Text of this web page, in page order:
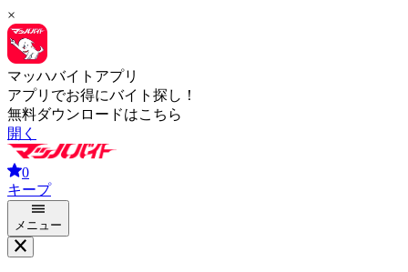
×
マッハバイトアプリ
アプリでお得にバイト探し！
無料ダウンロードはこちら
開く
0
キープ
メニュー